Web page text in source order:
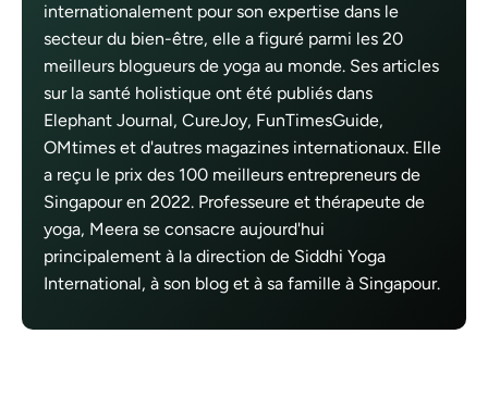
internationalement pour son expertise dans le
secteur du bien-être, elle a figuré parmi les 20
meilleurs blogueurs de yoga au monde. Ses articles
sur la santé holistique ont été publiés dans
Elephant Journal, CureJoy, FunTimesGuide,
OMtimes et d'autres magazines internationaux. Elle
a reçu le prix des 100 meilleurs entrepreneurs de
Singapour en 2022. Professeure et thérapeute de
yoga, Meera se consacre aujourd'hui
principalement à la direction de Siddhi Yoga
International, à son blog et à sa famille à Singapour.